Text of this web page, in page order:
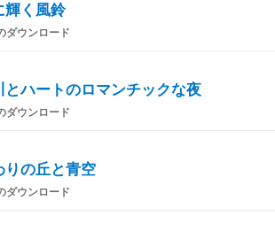
輝く風鈴
ダウンロード
とハートのロマンチックな夜
ダウンロード
りの丘と青空
ダウンロード